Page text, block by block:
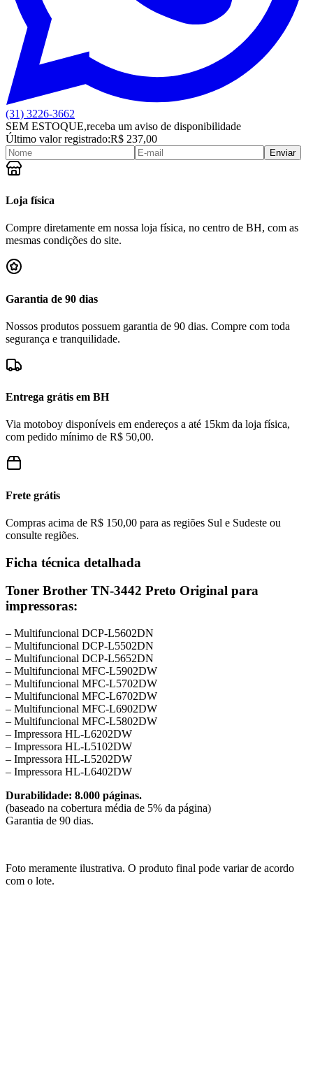
(31) 3226-3662
SEM ESTOQUE,receba um aviso de disponibilidade
Último valor registrado:R$ 237,00
Enviar
Loja física
Compre diretamente em nossa loja física, no centro de BH, com as
mesmas condições do site.
Garantia de 90 dias
Nossos produtos possuem garantia de 90 dias. Compre com toda
segurança e tranquilidade.
Entrega grátis em BH
Via motoboy disponíveis em endereços a até 15km da loja física,
com pedido mínimo de R$ 50,00.
Frete grátis
Compras acima de R$ 150,00 para as regiões Sul e Sudeste ou
consulte regiões.
Ficha técnica detalhada
Toner Brother TN-3442 Preto Original para
impressoras:
– Multifuncional DCP-L5602DN
– Multifuncional DCP-L5502DN
– Multifuncional DCP-L5652DN
– Multifuncional MFC-L5902DW
– Multifuncional MFC-L5702DW
– Multifuncional MFC-L6702DW
– Multifuncional MFC-L6902DW
– Multifuncional MFC-L5802DW
– Impressora HL-L6202DW
– Impressora HL-L5102DW
– Impressora HL-L5202DW
– Impressora HL-L6402DW
Durabilidade: 8.000 páginas.
(baseado na cobertura média de 5% da página)
Garantia de 90 dias.
Foto meramente ilustrativa. O produto final pode variar de acordo
com o lote.